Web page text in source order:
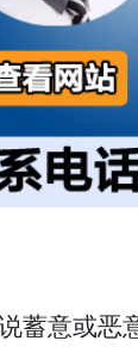
蓄意或恶